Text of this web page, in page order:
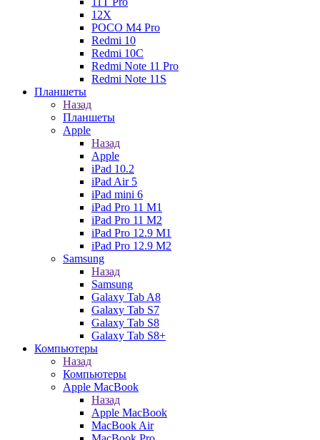
12X
POCO M4 Pro
Redmi 10
Redmi 10C
Redmi Note 11 Pro
Redmi Note 11S
Планшеты
Назад
Планшеты
Apple
Назад
Apple
iPad 10.2
iPad Air 5
iPad mini 6
iPad Pro 11 M1
iPad Pro 11 M2
iPad Pro 12.9 M1
iPad Pro 12.9 M2
Samsung
Назад
Samsung
Galaxy Tab A8
Galaxy Tab S7
Galaxy Tab S8
Galaxy Tab S8+
Компьютеры
Назад
Компьютеры
Apple MacBook
Назад
Apple MacBook
MacBook Air